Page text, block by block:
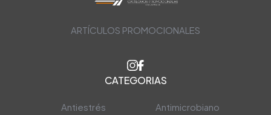
ARTÍCULOS PROMOCIONALES
CATEGORIAS
Antiestrés
Antimicrobiano